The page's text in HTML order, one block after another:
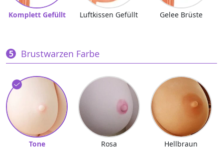
Komplett Gefüllt Luftkissen Gefüllt Gelee Brüste
Brustwarzen Farbe
Tone Rosa Hellbraun